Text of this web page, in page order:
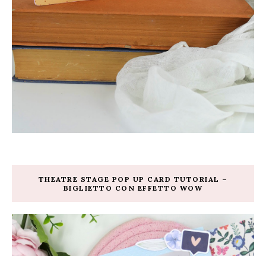
THEATRE STAGE POP UP CARD TUTORIAL –
BIGLIETTO CON EFFETTO WOW